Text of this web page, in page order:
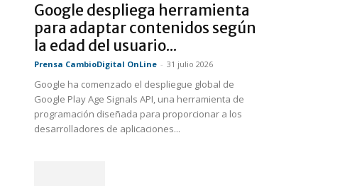
Google despliega herramienta
para adaptar contenidos según
la edad del usuario...
Prensa CambioDigital OnLine - 31 julio 2026
Google ha comenzado el despliegue global de
Google Play Age Signals API, una herramienta de
programación diseñada para proporcionar a los
desarrolladores de aplicaciones...